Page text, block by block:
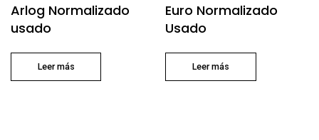
Arlog Normalizado
usado
Leer más
Euro Normalizado
Usado
Leer más